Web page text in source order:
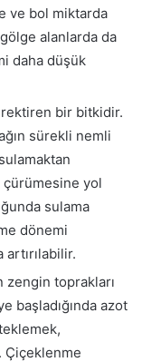
ve bol miktarda
gölge alanlarda da
daha düşük
bir bitkidir.
sürekli nemli
çürümesine yol
sulama
dönemi
artırılabilir.
zengin toprakları
başladığında azot
Çiçeklenme